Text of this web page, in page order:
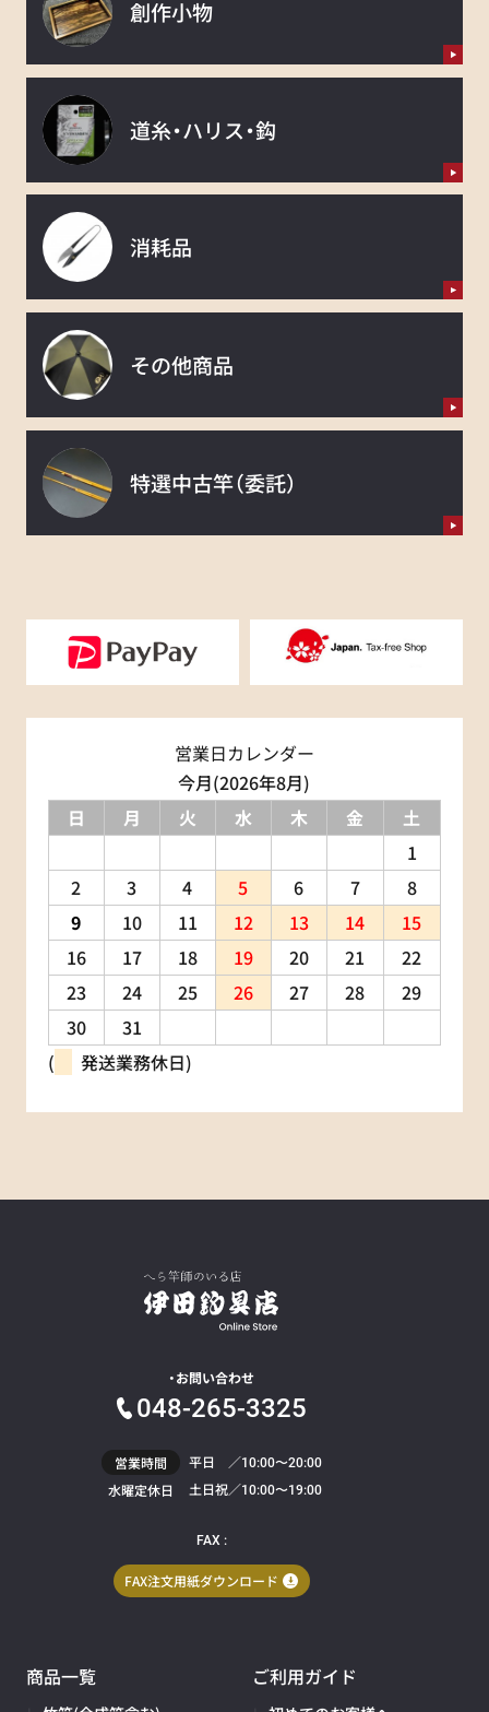
創作小物
道糸・ハリス・鈎
消耗品
その他商品
特選中古竿（委託）
営業日カレンダー
今月(2026年8月)
日
月 火 水 木 金
土
1
2
3 4 5 6 7
8
9
10 11 12 13 14
15
16
17 18 19 20 21
22
23
24 25 26 27 28
29
30
31
(
発送業務休日)
お問い合わせ
048-265-3325
営業時間 平日 ／10:00〜20:00
水曜定休日 土日祝／10:00〜19:00
FAX :
FAX注文用紙ダウンロード
商品一覧 ご利用ガイド